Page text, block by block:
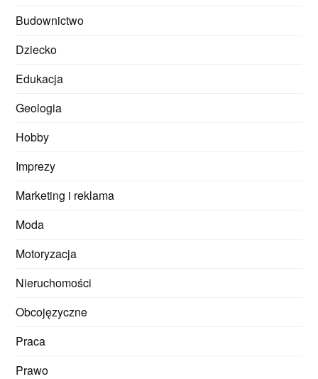
Budownictwo
Dziecko
Edukacja
Geologia
Hobby
Imprezy
Marketing i reklama
Moda
Motoryzacja
Nieruchomości
Obcojęzyczne
Praca
Prawo